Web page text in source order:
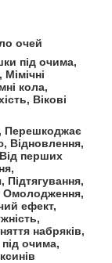
очей
під очима,
кола,
Вікові
Перешкоджає
Відновлення,
перших
Омолодження,
ефект,
набряків,
під очима,